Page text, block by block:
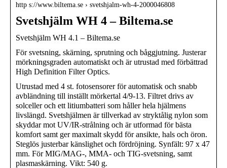
http s://www.biltema.se › svetshjalm-wh-4-2000046808
Svetshjälm WH 4 – Biltema.se
Svetshjälm WH 4.1 – Biltema.se
För svetsning, skärning, sprutning och båggjutning. Justerar
mörkningsgraden automatiskt och är utrustad med förbättrad
High Definition Filter Optics.
Utrustad med 4 st. fotosensorer för automatisk och snabb
avbländning till inställt mörkertal 4/9-13. Filtret drivs av
solceller och ett litiumbatteri som håller hela hjälmens
livslängd. Svetshjälmen är tillverkad av stryktålig nylon som
skyddar mot UV/IR-strålning och är utformad för bästa
komfort samt ger maximalt skydd för ansikte, hals och öron.
Steglös justerbar känslighet och fördröjning. Synfält: 97 x 47
mm. För MIG/MAG-, MMA- och TIG-svetsning, samt
plasmaskärning. Vikt: 540 g.